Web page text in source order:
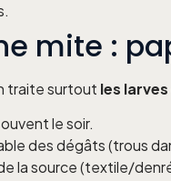
mite :
traite surtout les larves
le soir.
des dégâts (trous
la source (textile/